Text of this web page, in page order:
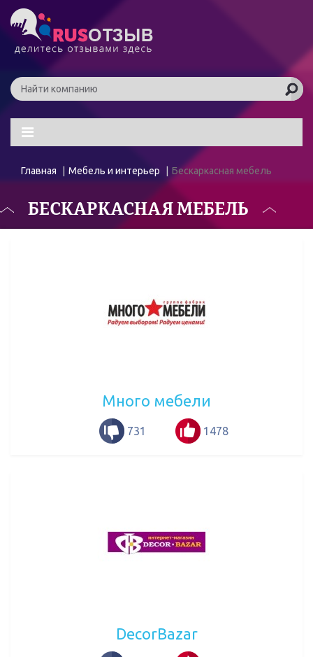
Главная Мебель и интерьер Бескаркасная мебель
БЕСКАРКАСНАЯ МЕБЕЛЬ
Много мебели
731 1478
DecorBazar